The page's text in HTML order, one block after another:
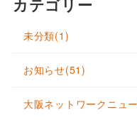
カテゴリー
未分類(1)
お知らせ(51)
大阪ネットワークニュ